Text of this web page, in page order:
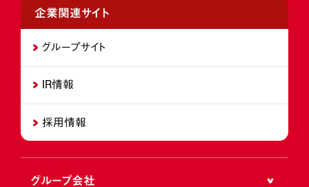
企業関連サイト
グループサイト
IR情報
採用情報
グループ会社